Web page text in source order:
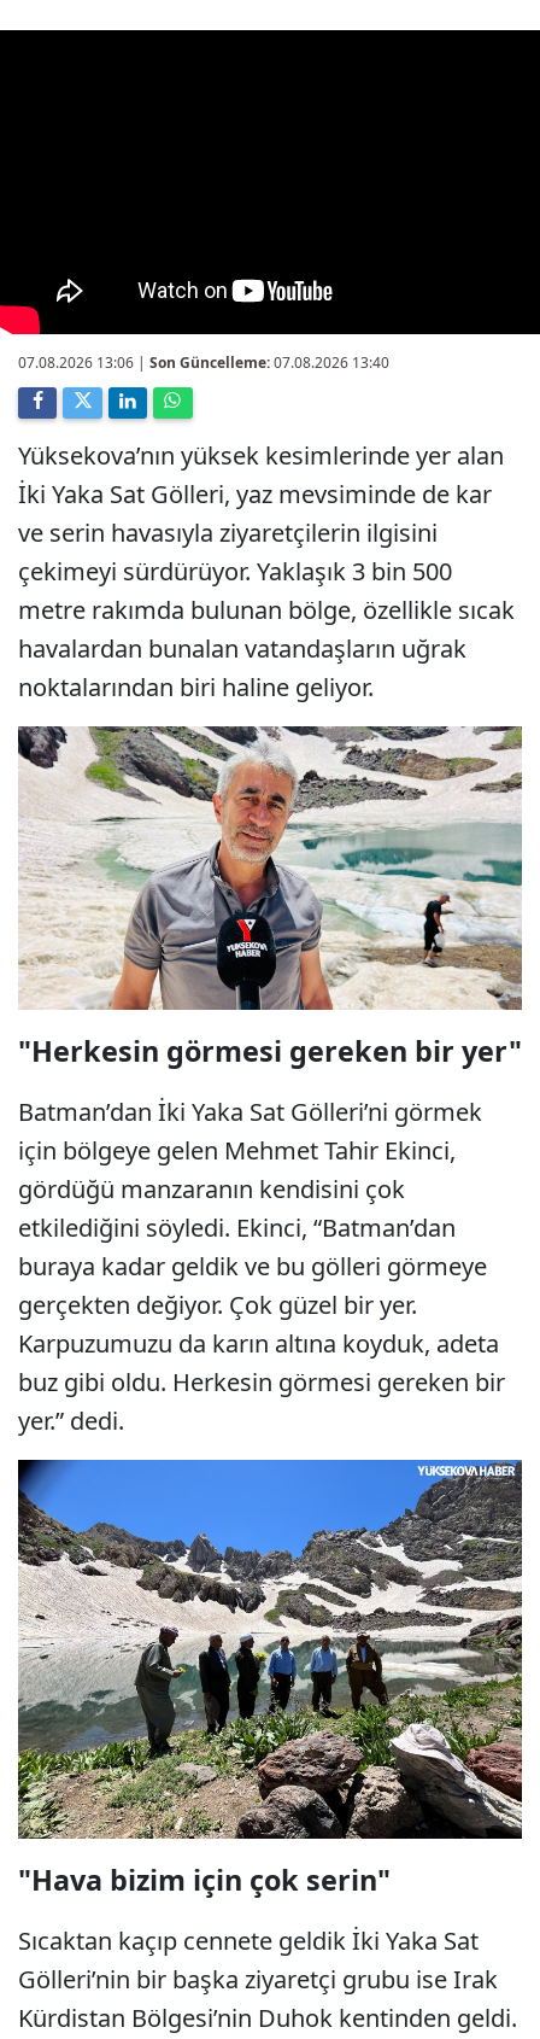
07.08.2026 13:06 | Son Güncelleme:07.08.2026 13:40
Yüksekova’nın yüksek kesimlerinde yer alan
İki Yaka Sat Gölleri, yaz mevsiminde de kar
ve serin havasıyla ziyaretçilerin ilgisini
çekimeyi sürdürüyor. Yaklaşık 3 bin 500
metre rakımda bulunan bölge, özellikle sıcak
havalardan bunalan vatandaşların uğrak
noktalarından biri haline geliyor.
"Herkesin görmesi gereken bir yer"
Batman’dan İki Yaka Sat Gölleri’ni görmek
için bölgeye gelen Mehmet Tahir Ekinci,
gördüğü manzaranın kendisini çok
etkilediğini söyledi. Ekinci, “Batman’dan
buraya kadar geldik ve bu gölleri görmeye
gerçekten değiyor. Çok güzel bir yer.
Karpuzumuzu da karın altına koyduk, adeta
buz gibi oldu. Herkesin görmesi gereken bir
yer.” dedi.
"Hava bizim için çok serin"
Sıcaktan kaçıp cennete geldik İki Yaka Sat
Gölleri’nin bir başka ziyaretçi grubu ise Irak
Kürdistan Bölgesi’nin Duhok kentinden geldi.